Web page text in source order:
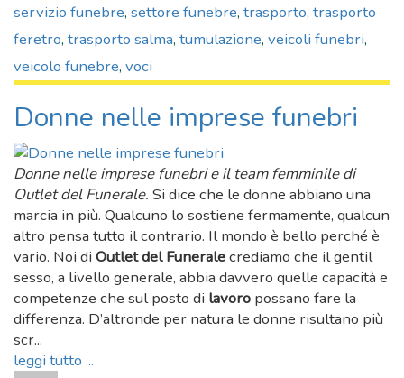
servizio funebre, settore funebre, trasporto, trasporto
feretro, trasporto salma, tumulazione, veicoli funebri,
veicolo funebre, voci
Donne nelle imprese funebri
Donne nelle imprese funebri e il team femminile di
Outlet del Funerale. Si dice che le donne abbiano una
marcia in più. Qualcuno lo sostiene fermamente, qualcun
altro pensa tutto il contrario. Il mondo è bello perché è
vario. Noi di Outlet del Funeralecrediamo che il gentil
sesso, a livello generale, abbia davvero quelle capacità e
competenze che sul posto di lavoro possano fare la
differenza. D’altronde per natura le donne risultano più
scr...
leggi tutto ...